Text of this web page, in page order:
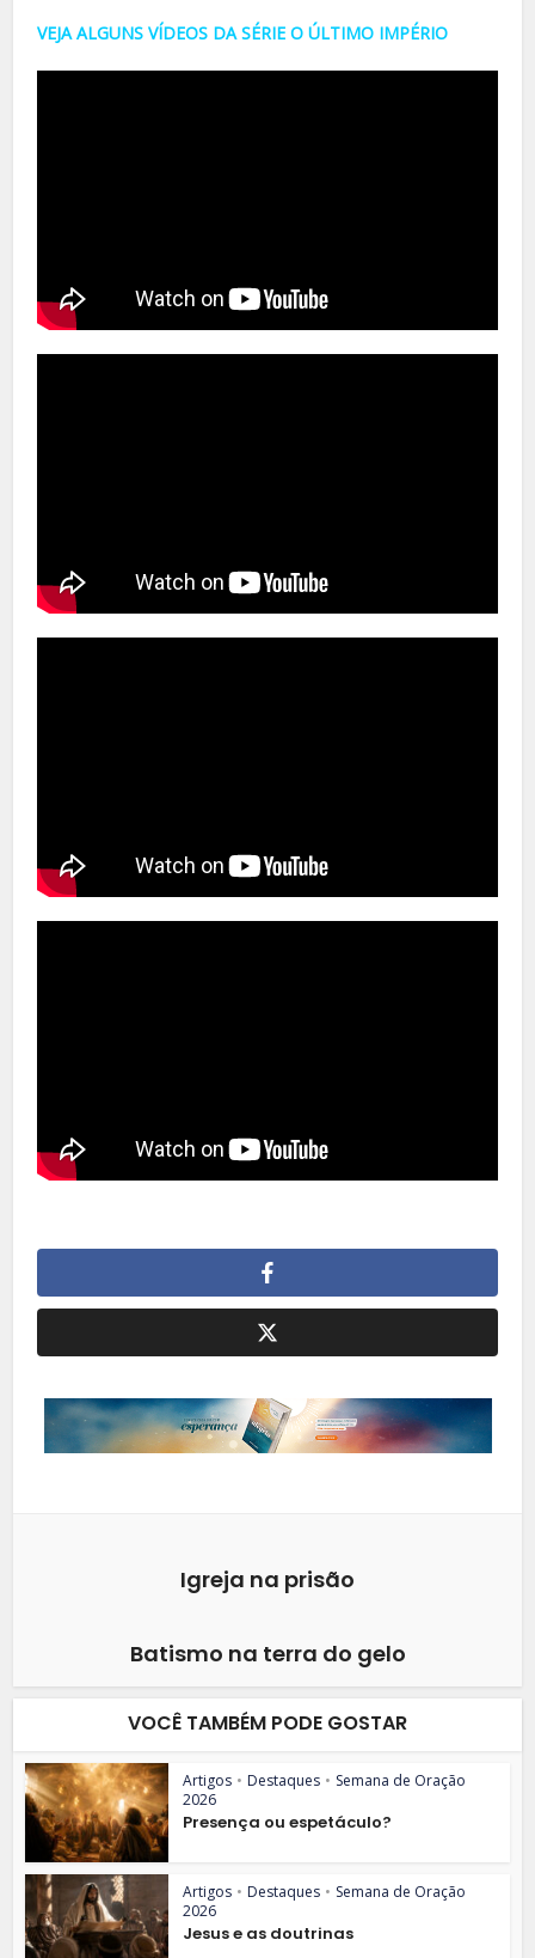
VEJA ALGUNS VÍDEOS DA SÉRIE O ÚLTIMO IMPÉRIO
Igreja na prisão
Batismo na terra do gelo
VOCÊ TAMBÉM PODE GOSTAR
Artigos • Destaques • Semana de Oração
2026
Presença ou espetáculo?
Artigos • Destaques • Semana de Oração
2026
Jesus e as doutrinas